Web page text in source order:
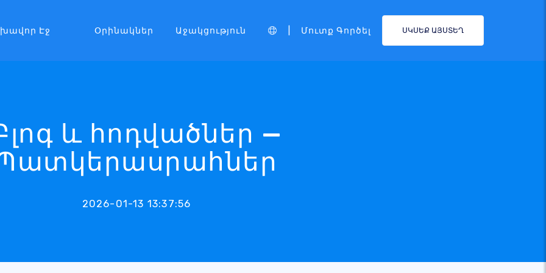
Էջ Օրինակներ Աջակցություն Մուտք Գործել ՍԿՍԵՔ ԱՅՍՏԵՂ
և հոդվածներ —
2026-01-13 13:37:56